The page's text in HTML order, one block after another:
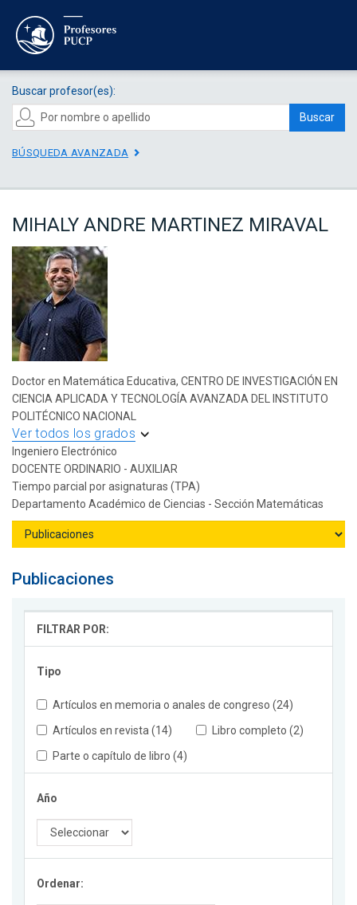
Buscar profesor(es):
Buscar
BÚSQUEDA AVANZADA
MIHALY ANDRE MARTINEZ MIRAVAL
Doctor en Matemática Educativa, CENTRO DE INVESTIGACIÓN EN
CIENCIA APLICADA Y TECNOLOGÍA AVANZADA DEL INSTITUTO
POLITÉCNICO NACIONAL
Ver todos los grados
Ingeniero Electrónico
DOCENTE ORDINARIO - AUXILIAR
Tiempo parcial por asignaturas (TPA)
Departamento Académico de Ciencias - Sección Matemáticas
Publicaciones
FILTRAR POR:
Tipo
Artículos en memoria o anales de congreso (24)
Artículos en revista (14)
Libro completo (2)
Parte o capítulo de libro (4)
Año
Ordenar: